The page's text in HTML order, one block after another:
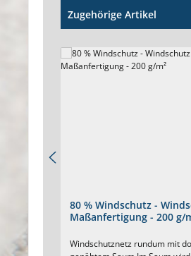
Zugehörige Artikel
80 % Windschutz -
Maßanfertigung - 200 g/
Windschutznetz rundum mit